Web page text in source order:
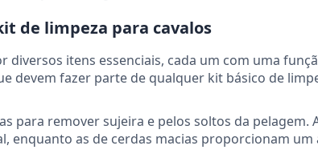
de limpeza para cavalos
itens essenciais, cada um com uma
devem fazer parte de qualquer kit básico de
para remover sujeira e pelos soltos da pelagem.
enquanto as de cerdas macias proporcionam um